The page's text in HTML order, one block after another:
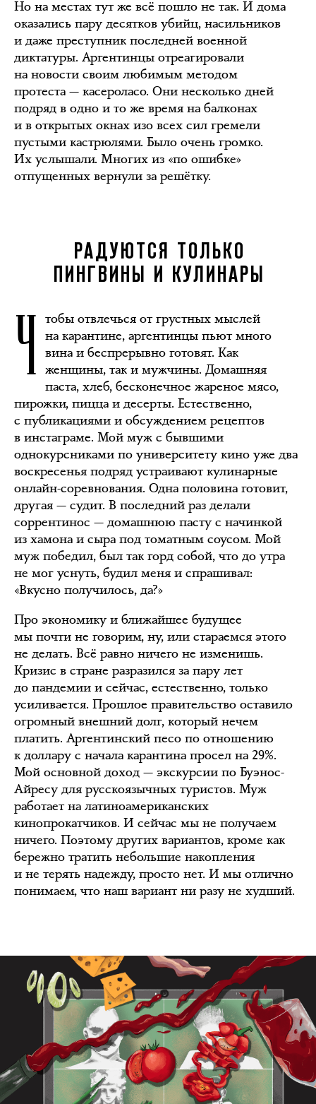
Но на местах тут же всё пошло не так. И дома
оказались пару десятков убийц, насильников
и даже преступник последней военной
диктатуры. Аргентинцы отреагировали
на новости своим любимым методом
протеста — касероласо. Они несколько дней
подряд в одно и то же время на балконах
и в открытых окнах изо всех сил гремели
пустыми кастрюлями. Было очень громко.
Их услышали. Многих из «по ошибке»
отпущенных вернули за решётку.
РАДУЮТСЯ ТОЛЬКО
ПИНГВИНЫ И КУЛИНАРЫ
Ч тобы отвлечься от грустных мыслей
на карантине, аргентинцы пьют много
вина и беспрерывно готовят. Как
женщины, так и мужчины. Домашняя
паста, хлеб, бесконечное жареное мясо,
пирожки, пицца и десерты. Естественно,
с публикациями и обсуждением рецептов
в инстаграме. Мой муж с бывшими
однокурсниками по университету кино уже два
воскресенья подряд устраивают кулинарные
онлайн-соревнования. Одна половина готовит,
другая — судит. В последний раз делали
соррентинос — домашнюю пасту с начинкой
из хамона и сыра под томатным соусом. Мой
муж победил, был так горд собой, что до утра
не мог уснуть, будил меня и спрашивал:
«Вкусно получилось, да?»
Про экономику и ближайшее будущее
мы почти не говорим, ну, или стараемся этого
не делать. Всё равно ничего не изменишь.
Кризис в стране разразился за пару лет
до пандемии и сейчас, естественно, только
усиливается. Прошлое правительство оставило
огромный внешний долг, который нечем
платить. Аргентинский песо по отношению
к доллару с начала карантина просел на 29%.
Мой основной доход — экскурсии по Буэнос-
Айресу для русскоязычных туристов. Муж
работает на латиноамериканских
кинопрокатчиков. И сейчас мы не получаем
ничего. Поэтому других вариантов, кроме как
бережно тратить небольшие накопления
и не терять надежду, просто нет. И мы отлично
понимаем, что наш вариант ни разу не худший.